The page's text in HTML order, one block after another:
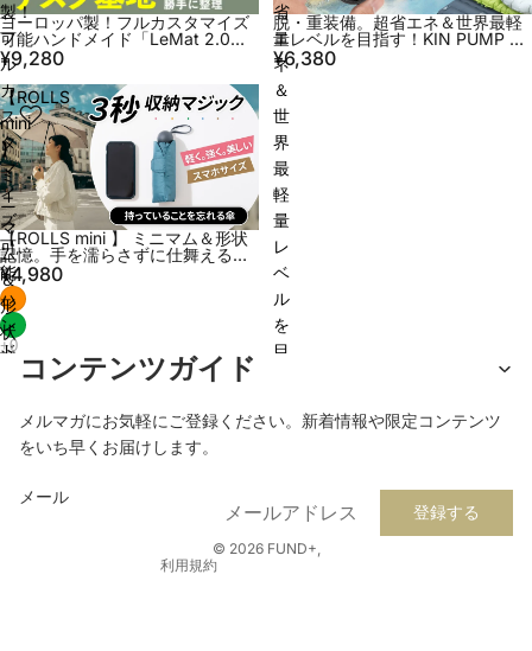
製！
フ
ル
カ
ス
タ
マ
イ
ズ
可
能
ハ
ン
ド
「LeMat
ヨーロッパ製！フルカスタマイズ
可能ハンドメイド「LeMat 2.0デ
スクマット」
¥9,280
省
エ
ネ
＆
世
界
最
軽
量
レ
ベ
ル
を
目
KIN
ア
ン
脱・重装備。超省エネ＆世界最軽
量レベルを目指す！KIN PUMP エ
アポンプ
¥6,380
【ROLLS
mini
】
ミ
ニ
マ
ム
＆
形
状
記
憶。
【ROLLS mini 】 ミニマム＆形状
記憶。手を濡らさずに仕舞える折
り畳み傘
¥4,980
コンテンツガイド
メルマガにお気軽にご登録ください。新着情報や限定コンテンツ
をいち早くお届けします。
メール
登録する
© 2026 FUND+
利用規約
プライバシーポリシー
利用規約
配送ポリシー
特定商取引法に基づく表記